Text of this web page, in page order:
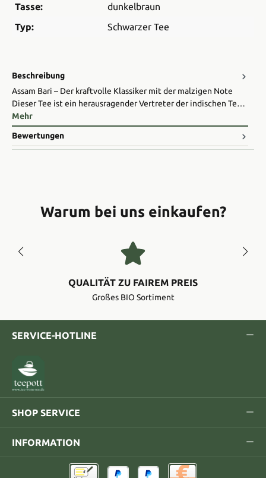
Tasse:
dunkelbraun
Typ:
Schwarzer Tee
Beschreibung
Assam Bari – Der kraftvolle Klassiker mit der malzigen Note
Dieser Tee ist ein herausragender Vertreter der indischen Te…
Mehr
Bewertungen
Warum bei uns einkaufen?
QUALITÄT ZU FAIREM PREIS
Großes BIO Sortiment
SERVICE-HOTLINE
SHOP SERVICE
INFORMATION